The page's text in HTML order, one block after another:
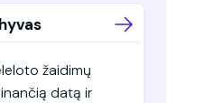
žaidimų
datą ir